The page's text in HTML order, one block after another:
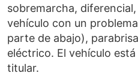
sobremarcha,
vehículo con un
parte de abajo),
eléctrico. El vehículo
titular.